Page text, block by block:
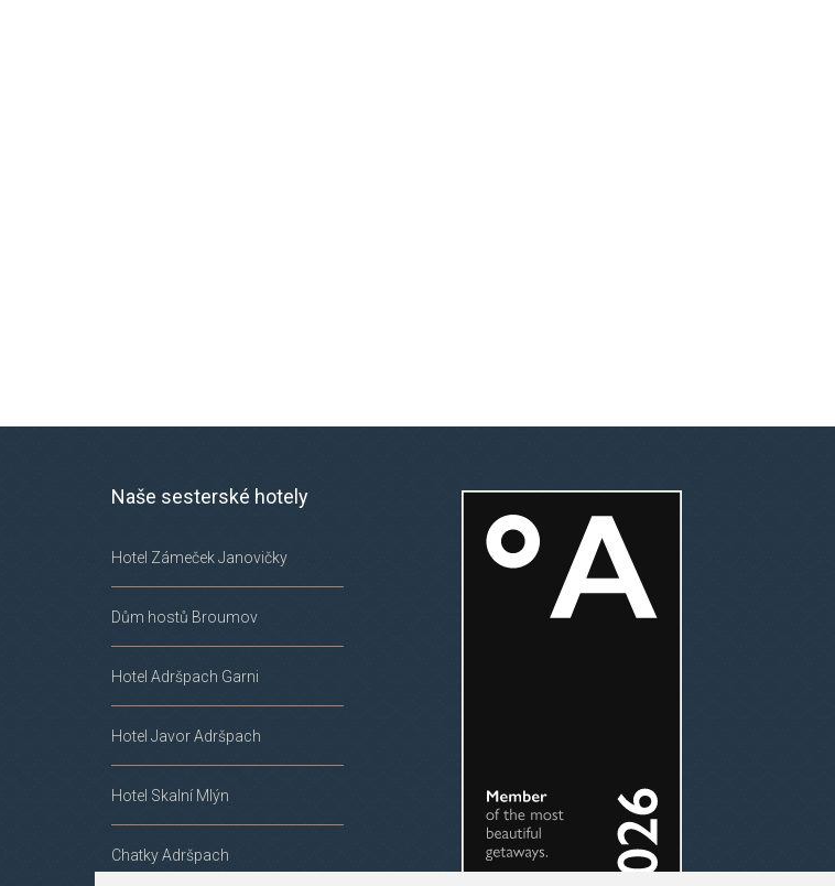
Naše sesterské hotely
Hotel Zámeček Janovičky
Dům hostů Broumov
Hotel Adršpach Garni
Hotel Javor Adršpach
Hotel Skalní Mlýn
Chatky Adršpach